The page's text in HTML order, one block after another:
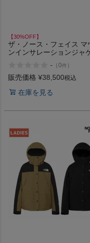
【30%OFF】
ザ・ノース・フェイス マ
ンインサレーションジャ
ース 撥水 防寒 軽量 カジ
ウェア THE NORTH
ット セール
- （0件 ）
販売価格 ¥38,500税込
在庫を見る